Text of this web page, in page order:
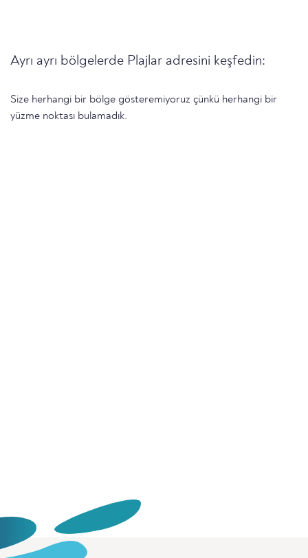
Ayrı ayrı bölgelerde Plajlar adresini keşfedin:
Size herhangi bir bölge gösteremiyoruz çünkü herhangi bir
yüzme noktası bulamadık.